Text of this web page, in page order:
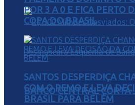
BANCO CENTRAL CORTA
POR 3 A 0 E FICA PERTO
COPA DO BRASIL
SANTOS DESPERDIÇA
COM O REMO E LEVA
BRASIL PARA BELÉM